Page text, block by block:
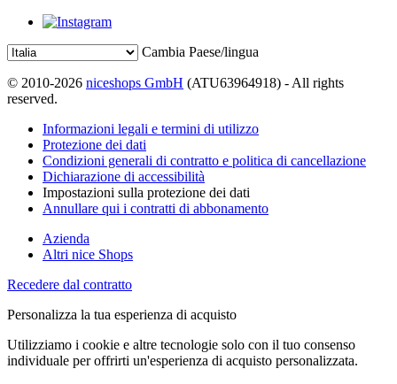
Cambia Paese/lingua
© 2010-2026 niceshops GmbH (ATU63964918) - All rights
reserved.
Informazioni legali e termini di utilizzo
Protezione dei dati
Condizioni generali di contratto e politica di cancellazione
Dichiarazione di accessibilità
Impostazioni sulla protezione dei dati
Annullare qui i contratti di abbonamento
Azienda
Altri nice Shops
Recedere dal contratto
Personalizza la tua esperienza di acquisto
Utilizziamo i cookie e altre tecnologie solo con il tuo consenso
individuale per offrirti un'esperienza di acquisto personalizzata.